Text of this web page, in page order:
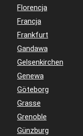
Florencja
Francja
Frankfurt
Gandawa
Gelsenkirchen
Genewa
Göteborg
Grasse
Grenoble
Günzburg